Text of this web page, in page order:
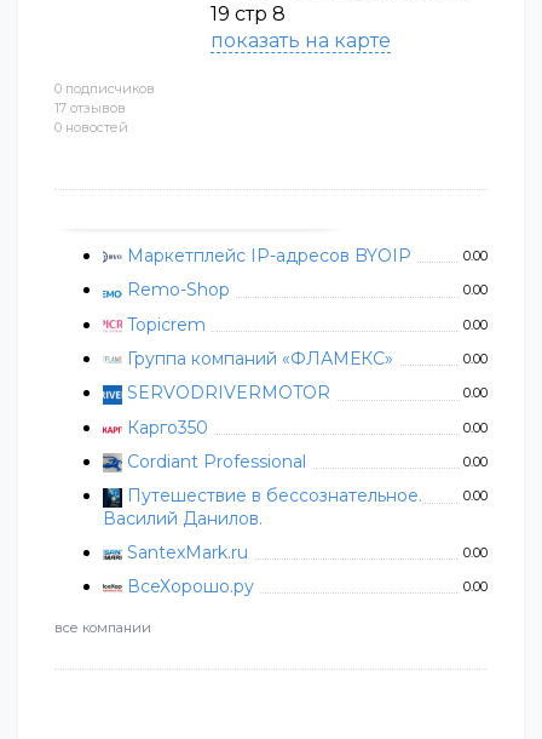
0 подписчиков
17 отзывов
0 новостей
Маркетплейс IP-адресов BYOIP 0.00
Remo-Shop 0.00
Topicrem 0.00
Группа компаний «ФЛАМЕКС» 0.00
SERVODRIVERMOTOR 0.00
Карго350 0.00
Cordiant Professional 0.00
Путешествие в бессознательное.
Василий Данилов.
0.00
SantexMark.ru 0.00
ВсеХорошо.ру 0.00
все компании
19 стр 8
показать на карте